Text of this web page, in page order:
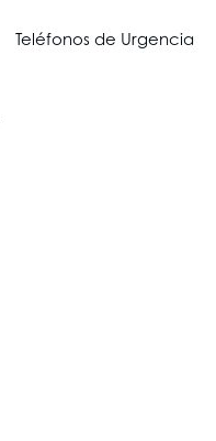
Teléfonos de Urgencia
(más…)